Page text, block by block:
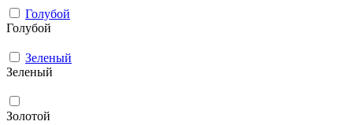
Голубой
Голубой
Зеленый
Зеленый
Золотой